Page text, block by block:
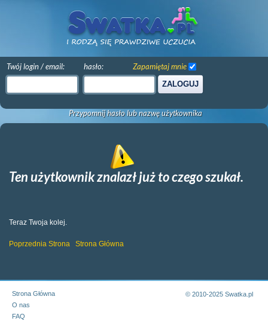
Twój login / email: hasło:
ZALOGUJ
Zapamiętaj mnie
Przypomnij hasło lub nazwę użytkownika
Ten użytkownik znalazł już to czego szukał.
Teraz Twoja kolej.
Poprzednia Strona Strona Główna
Strona Główna
O nas
FAQ
© 2010-2025 Swatka.pl